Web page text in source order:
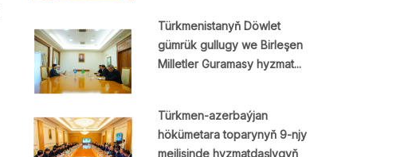
Türkmenistanyň Döwlet
gümrük gullugy we Birleşen
Milletler Guramasy hyzmat...
Türkmen-azerbaýjan
hökümetara toparynyň 9-njy
mejlisinde hyzmatdaşlygyň